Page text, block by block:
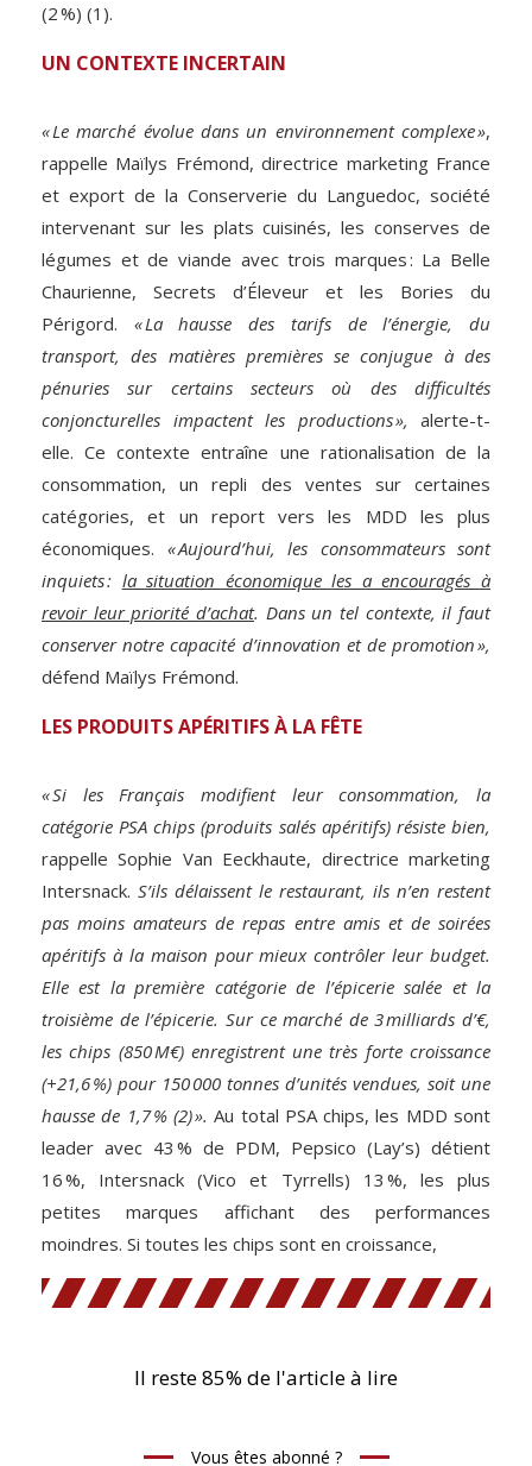
(2 %) (1).
UN CONTEXTE INCERTAIN
« Le marché évolue dans un environnement complexe »,
rappelle Maïlys Frémond, directrice marketing France
et export de la Conserverie du Languedoc, société
intervenant sur les plats cuisinés, les conserves de
légumes et de viande avec trois marques : La Belle
Chaurienne, Secrets d’Éleveur et les Bories du
Périgord. « La hausse des tarifs de l’énergie, du
transport, des matières premières se conjugue à des
pénuries sur certains secteurs où des difficultés
conjoncturelles impactent les productions », alerte-t-
elle. Ce contexte entraîne une rationalisation de la
consommation, un repli des ventes sur certaines
catégories, et un report vers les MDD les plus
économiques. « Aujourd’hui, les consommateurs sont
inquiets : la situation économique les a encouragés à
revoir leur priorité d’achat. Dans un tel contexte, il faut
conserver notre capacité d’innovation et de promotion »,
défend Maïlys Frémond.
LES PRODUITS APÉRITIFS À LA FÊTE
« Si les Français modifient leur consommation, la
catégorie PSA chips (produits salés apéritifs) résiste bien,
rappelle Sophie Van Eeckhaute, directrice marketing
Intersnack. S’ils délaissent le restaurant, ils n’en restent
pas moins amateurs de repas entre amis et de soirées
apéritifs à la maison pour mieux contrôler leur budget.
Elle est la première catégorie de l’épicerie salée et la
troisième de l’épicerie. Sur ce marché de 3 milliards d’€,
les chips (850 M€) enregistrent une très forte croissance
(+21,6 %) pour 150 000 tonnes d’unités vendues, soit une
hausse de 1,7 % (2) ». Au total PSA chips, les MDD sont
leader avec 43 % de PDM, Pepsico (Lay’s) détient
16 %, Intersnack (Vico et Tyrrells) 13 %, les plus
petites marques affichant des performances
moindres. Si toutes les chips sont en croissance,
Il reste 85% de l'article à lire
Vous êtes abonné ?